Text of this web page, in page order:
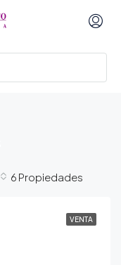
6 Propiedades
VENTA